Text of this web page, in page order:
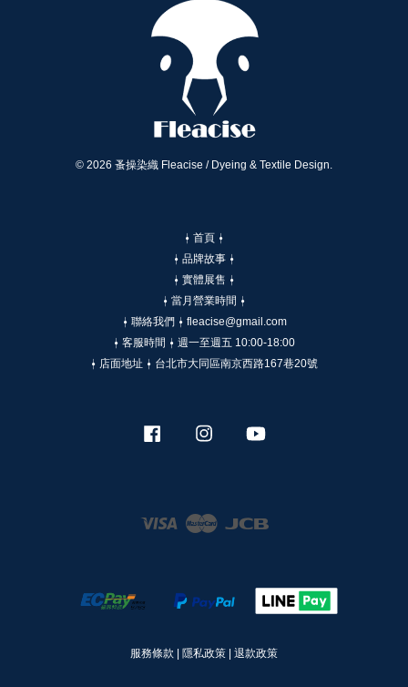
© 2026 蚤操染織 Fleacise / Dyeing & Textile Design.
⍿ 首頁 ⍿
⍿ 品牌故事 ⍿
⍿ 實體展售 ⍿
⍿ 當月營業時間 ⍿
⍿ 聯絡我們 ⍿ fleacise@gmail.com
⍿ 客服時間 ⍿ 週一至週五 10:00-18:00
⍿ 店面地址 ⍿ 台北市大同區南京西路167巷20號
Facebook Instagram
Visa Master
服務條款 隱私政策 退款政策